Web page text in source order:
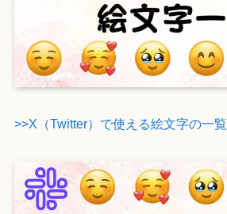
>>X（Twitter）で使える絵文字の一覧